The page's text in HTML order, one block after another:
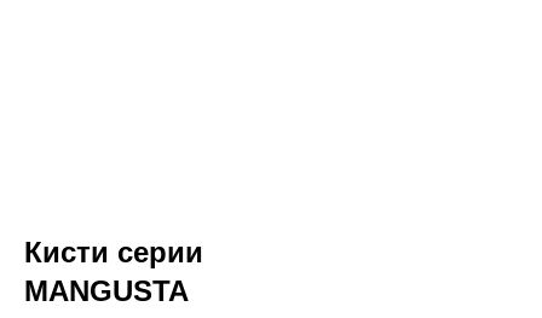
Кисти серии
MANGUSTA